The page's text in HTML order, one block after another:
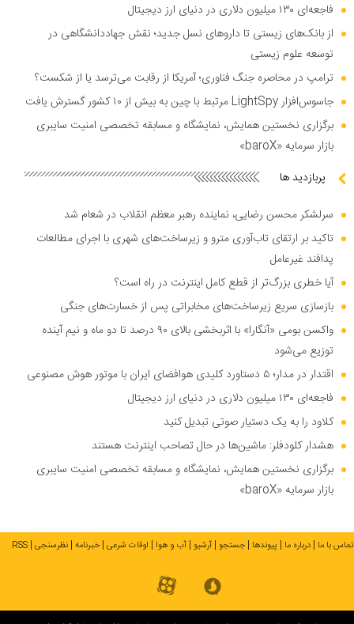
فاجعه‌ای ۱۳۰ میلیون دلاری در دنیای ارز دیجیتال
از بانک‌های زیستی تا دارو‌های نسل جدید؛ نقش جهاددانشگاهی در
توسعه علوم زیستی
ترامپ در محاصره جنگ فناوری؛ آمریکا از رقابت می‌ترسد یا از شکست؟
جاسوس‌افزار LightSpy مرتبط با چین به بیش از ۱۰ کشور گسترش یافت
برگزاری نخستین همایش، نمایشگاه و مسابقه تخصصی امنیت سایبری
بازار سرمایه «baroX»
پربازدید ها
سرلشکر محسن رضایی، نماینده رهبر معظم انقلاب در شعام شد
تاکید بر ارتقای تاب‌آوری مترو و زیرساخت‌های شهری با اجرای مطالعات
پدافند غیرعامل
آیا خطری بزرگ‌تر از قطع کامل اینترنت در راه است؟
بازسازی سریع زیرساخت‌های مخابراتی پس از خسارت‌های جنگی
واکسن بومی «آنگارا» با اثربخشی بالای ۹۰ درصد تا دو ماه و نیم آینده
توزیع می‌شود
اقتدار در مدار؛ ۵ دستاورد کلیدی هوافضای ایران با موتور هوش مصنوعی
فاجعه‌ای ۱۳۰ میلیون دلاری در دنیای ارز دیجیتال
کلاود را به یک دستیار صوتی تبدیل کنید
هشدار کلودفلر: ماشین‌ها در حال تصاحب اینترنت هستند
برگزاری نخستین همایش، نمایشگاه و مسابقه تخصصی امنیت سایبری
بازار سرمایه «baroX»
تماس با ما درباره ما پیوندها جستجو آرشیو آب و هوا اوقات شرعی خبرنامه نظرسنجی RSS